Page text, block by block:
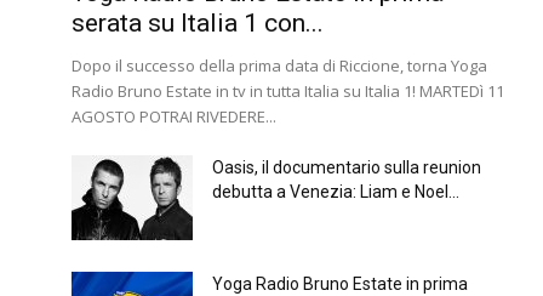
serata su Italia 1 con...
Dopo il successo della prima data di Riccione, torna Yoga
Radio Bruno Estate in tv in tutta Italia su Italia 1! MARTEDì 11
AGOSTO POTRAI RIVEDERE...
Oasis, il documentario sulla reunion
debutta a Venezia: Liam e Noel...
Yoga Radio Bruno Estate in prima